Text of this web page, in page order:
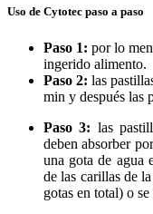
Uso de Cytotec paso a paso
Paso 1: por lo
ingerido alimento.
Paso 2: las
min y después las
Paso 3: las
deben absorber
una gota de agua
de las carillas de
gotas en total) o